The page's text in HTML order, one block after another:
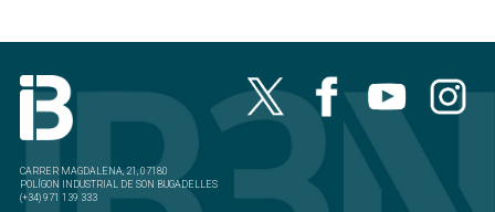
CARRER MAGDALENA, 21, 07180
POLÍGON INDUSTRIAL DE SON BUGADELLES
(+34) 971 139 333